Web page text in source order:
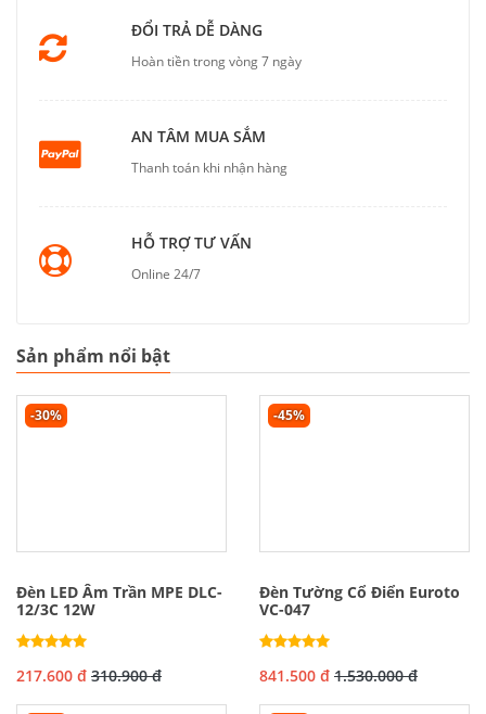
ĐỔI TRẢ DỄ DÀNG
Hoàn tiền trong vòng 7 ngày
AN TÂM MUA SẮM
Thanh toán khi nhận hàng
HỖ TRỢ TƯ VẤN
Online 24/7
Sản phẩm nổi bật
-30%
Đèn LED Âm Trần MPE DLC-
12/3C 12W
217.600 đ 310.900 đ
-45%
Đèn Tường Cổ Điển Euroto
VC-047
841.500 đ 1.530.000 đ